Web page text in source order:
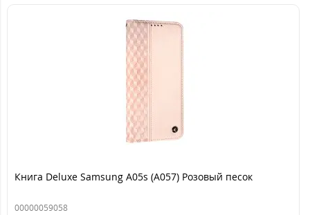
Книга Deluxe Samsung A05s (A057) Розовый песок
00000059058